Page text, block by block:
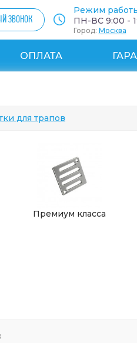
ЗВОНОК
Режим
ПН-ВС 9:00 -
Город: Москва
ОПЛАТА
для трапов
Премиум класса